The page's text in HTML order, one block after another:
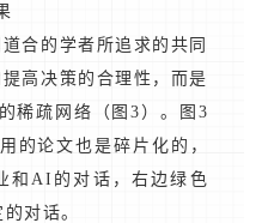
合的学者所追求的共同
高决策的合理性，而是
稀疏网络（图3）。图3
的论文也是碎片化的，
和AI的对话，右边绿色
对话。